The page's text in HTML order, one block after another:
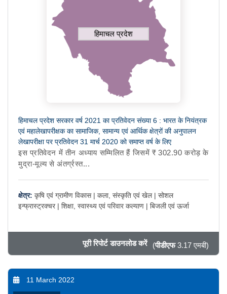
हिमाचल प्रदेश
हिमाचल प्रदेश सरकार वर्ष 2021 का प्रतिवेदन संख्या 6 : भारत के नियंत्रक
एवं महालेखापरीक्षक का सामाजिक, सामान्य एवं आर्थिक क्षेत्रों की अनुपालन
लेखापरीक्षा पर प्रतिवेदन 31 मार्च 2020 को समाप्त वर्ष के लिए
इस प्रतिवेदन में तीन अध्याय सम्मिलित हैं जिसमें ₹ 302.90 करोड़ के
मुद्रा-मूल्य से अंतर्ग्रस्त...
क्षेत्र: कृषि एवं ग्रामीण विकास | कला, संस्कृति एवं खेल | सोशल
इन्फ्रास्ट्रक्चर | शिक्षा, स्वास्थ्य एवं परिवार कल्याण | बिजली एवं ऊर्जा
पूरी रिपोर्ट डाउनलोड करें (पीडीएफ3.17 एमबी)
11 March 2022